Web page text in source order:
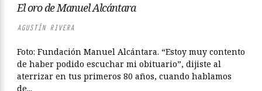
El oro de Manuel Alcántara
AGUSTÍN RIVERA
Foto: Fundación Manuel Alcántara. “Estoy muy contento
de haber podido escuchar mi obituario”, dijiste al
aterrizar en tus primeros 80 años, cuando hablamos
de...